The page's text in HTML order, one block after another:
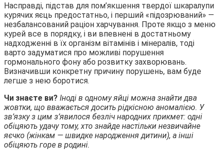
Насправді, підстав для пом’якшення твердої шкаралупи
курячих яєць предостатньо, і перший «підозрюваний» —
незбалансований раціон харчування. Проте якщо з меню
курей все в порядку, і ви впевнені в достатньому
надходженні в їх організм вітамінів і мінералів, тоді
варто задуматися про можливі порушення
гормонального фону або розвитку захворювань.
Визначивши конкретну причину порушень, вам буде
легше з нею боротися.
Чи знаєте ви? Іноді в одному яйці можна знайти два
жовтки, що вважається досить рідкісною аномалією. У
зв’язку з цим з’явилося безліч народних прикмет: одні
обіцяють удачу тому, хто знайде настільки незвичайне
яєчко (жінкам — швидке народження дитини), а інші
обіцяють горе в родині.